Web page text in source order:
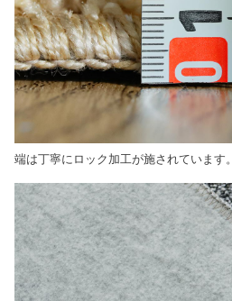
端は丁寧にロック加工が施されています。